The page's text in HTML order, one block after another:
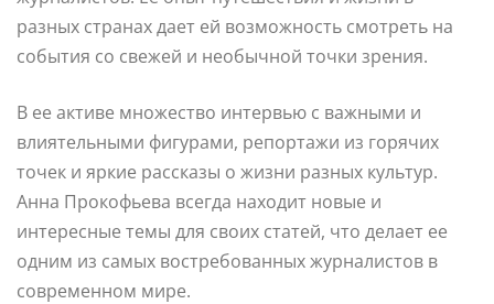
разных странах дает ей возможность смотреть на
события со свежей и необычной точки зрения.
В ее активе множество интервью с важными и
влиятельными фигурами, репортажи из горячих
точек и яркие рассказы о жизни разных культур.
Анна Прокофьева всегда находит новые и
интересные темы для своих статей, что делает ее
одним из самых востребованных журналистов в
современном мире.